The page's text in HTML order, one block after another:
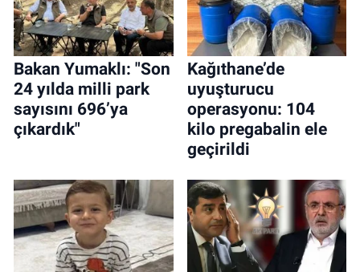
Bakan Yumaklı: "Son
24 yılda milli park
sayısını 696’ya
çıkardık"
Kağıthane’de
uyuşturucu
operasyonu: 104
kilo pregabalin ele
geçirildi